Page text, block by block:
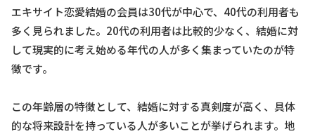
エキサイト恋愛結婚の会員は30代が中心で、40代の利用者も
多く見られました。20代の利用者は比較的少なく、結婚に対
して現実的に考え始める年代の人が多く集まっていたのが特
徴です。
この年齢層の特徴として、結婚に対する真剣度が高く、具体
的な将来設計を持っている人が多いことが挙げられます。地